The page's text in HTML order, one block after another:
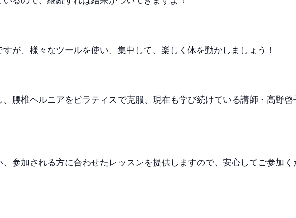
が、様々なツールを使い、集中して、楽しく体を動かしましょう！
腰椎ヘルニアをピラティスで克服、現在も学び続けている講師・高野啓
参加される方に合わせたレッスンを提供しますので、安心してご参加く